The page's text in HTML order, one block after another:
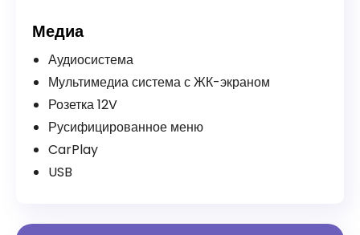
Медиа
Аудиосистема
Мультимедиа система с ЖК-экраном
Розетка 12V
Русифицированное меню
CarPlay
USB